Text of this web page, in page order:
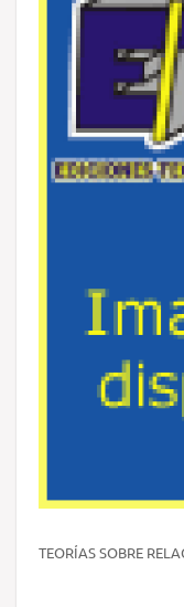
TEORÍAS SOBRE